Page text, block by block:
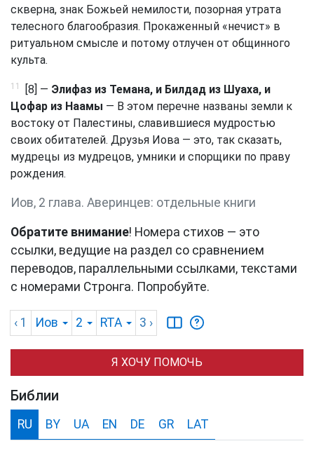
скверна, знак Божьей немилости, позорная утрата
телесного благообразия. Прокаженный «нечист» в
ритуальном смысле и потому отлучен от общинного
культа.
11 [8] — Элифаз из Темана, и Билдад из Шуаха, и
Цофар из Наамы — Β этом перечне названы земли к
востоку от Палестины, славившиеся мудростью
своих обитателей. Друзья Иова — это, так сказать,
мудрецы из мудрецов, умники и спорщики по праву
рождения.
Иов, 2 глава. Аверинцев: отдельные книги
Обратите внимание! Номера стихов — это
ссылки, ведущие на раздел со сравнением
переводов, параллельными ссылками, текстами
с номерами Стронга. Попробуйте.
‹ 1 Иов 2 RTA 3 ›
Я ХОЧУ ПОМОЧЬ
Библии
RU BY UA EN DE GR LAT